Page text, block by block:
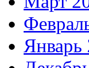
Январь